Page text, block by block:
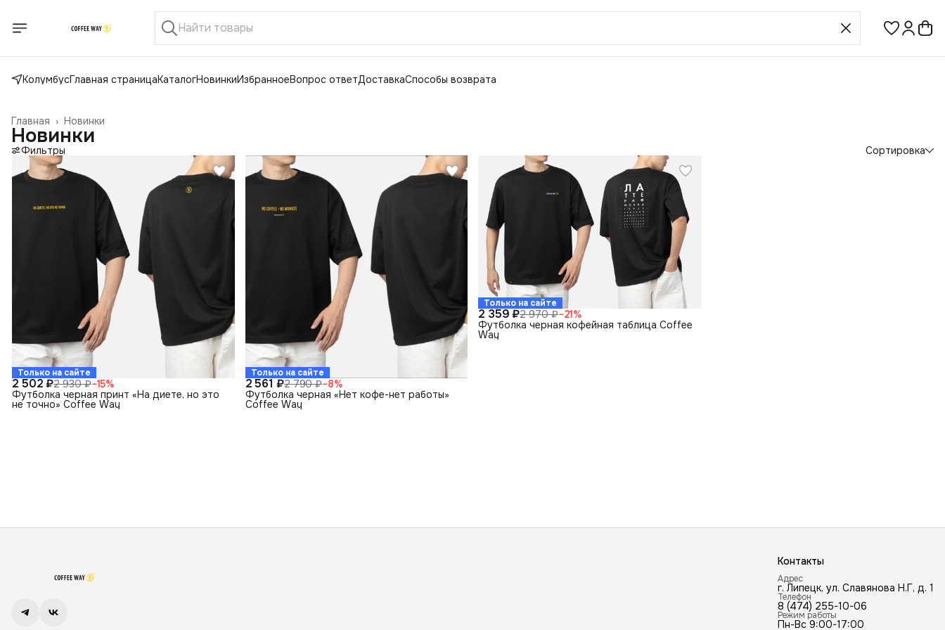
КолумбусГлавная страницаКаталогНовинкиИзбранноеВопрос ответДоставкаСпособы возврата
Новинки
Главная ›
Новинки
Фильтры Сортировка
Только на сайте
2 502 ₽2 930 ₽−15%
Футболка черная принт «На диете, но это
не точно» Coffee Way
Только на сайте
2 561 ₽2 790 ₽−8%
Футболка черная «Нет кофе-нет работы»
Coffee Way
Только на сайте
2 359 ₽2 970 ₽−21%
Футболка черная кофейная таблица Coffee
Way
Контакты
Адрес
г. Липецк, ул. Славянова Н.Г, д. 1
Телефон
8 (474) 255-10-06
Режим работы
Пн-Вс 9:00-17:00